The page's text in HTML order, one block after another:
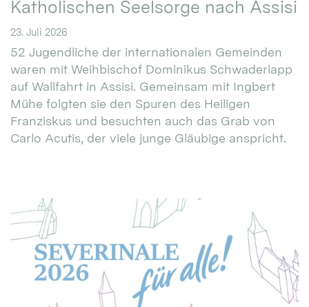
Katholischen Seelsorge nach Assisi
23. Juli 2026
52 Jugendliche der internationalen Gemeinden
waren mit Weihbischof Dominikus Schwaderlapp
auf Wallfahrt in Assisi. Gemeinsam mit Ingbert
Mühe folgten sie den Spuren des Heiligen
Franziskus und besuchten auch das Grab von
Carlo Acutis, der viele junge Gläubige anspricht.